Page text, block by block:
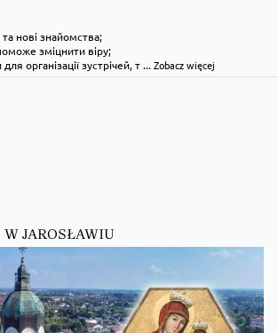
нові знайомства;
зміцнити віру;
організації зустрічей, т...Zobacz więcej
JAROSŁAWIU